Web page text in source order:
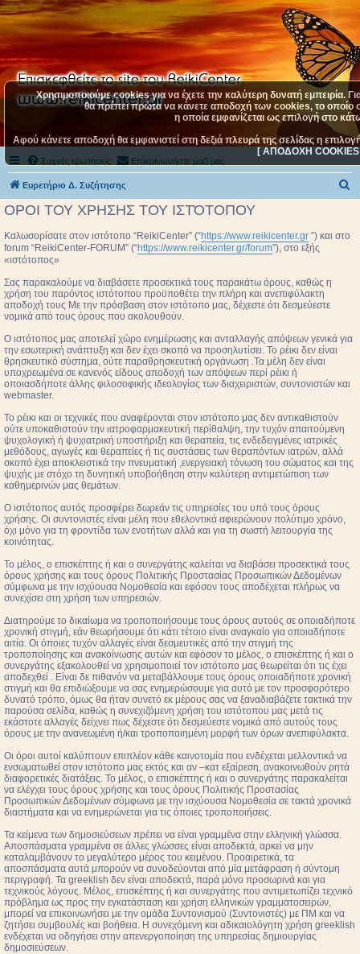
Συχνές ερωτήσεις Επικοινωνήστε μαζί μας
Ευρετήριο Δ. Συζήτησης
η
ΟΡΟΙ ΤΟΥ ΧΡΗΣΗΣ ΤΟΥ ΙΣΤΌΤΟΠΟΥ
Καλωσορίσατε στον ιστότοπο “ReikiCenter” (“https://www.reikicenter.gr ”) και στο
forum “ReikiCenter-FORUM” (“https://www.reikicenter.gr/forum”), στο εξής
«ιστότοπος»
Σας παρακαλούμε να διαβάσετε προσεκτικά τους παρακάτω όρους, καθώς η
χρήση του παρόντος ιστότοπου προϋποθέτει την πλήρη και ανεπιφύλακτη
αποδοχή τους Με την πρόσβαση στον ιστότοπο μας, δέχεστε ότι δεσμεύεστε
νομικά από τους όρους που ακολουθούν.
Ο ιστότοπος μας αποτελεί χώρο ενημέρωσης και ανταλλαγής απόψεων γενικά για
την εσωτερική ανάπτυξη και δεν έχει σκοπό να προσηλυτίσει. To ρέικι δεν είναι
θρησκευτικό σύστημα, ούτε παραθρησκευτική οργάνωση .Τα μέλη δεν είναι
υποχρεωμένα σε κανενός είδους αποδοχή των απόψεων περί ρέικι ή
οποιασδήποτε άλλης φιλοσοφικής ιδεολογίας των διαχειριστών, συντονιστών και
webmaster.
Το ρέικι και οι τεχνικές που αναφέρονται στον ιστότοπο μας δεν αντικαθιστούν
ούτε υποκαθιστούν την ιατροφαρμακευτική περίθαλψη, την τυχόν απαιτούμενη
ψυχολογική ή ψυχιατρική υποστήριξη και θεραπεία, τις ενδεδειγμένες ιατρικές
μεθόδους, αγωγές και θεραπείες ή τις συστάσεις των θεραπόντων ιατρών, αλλά
σκοπό έχει αποκλειστικά την πνευματική ,ενεργειακή τόνωση του σώματος και της
ψυχής με στόχο τη δυνητική υποβοήθηση στην καλύτερη αντιμετώπιση των
καθημερινών μας θεμάτων.
Ο ιστότοπος αυτός προσφέρει δωρεάν τις υπηρεσίες του υπό τους όρους
χρήσης. Οι συντονιστές είναι μέλη που εθελοντικά αφιερώνουν πολύτιμο χρόνο,
όχι μόνο για τη φροντίδα των ενοτήτων αλλά και για τη σωστή λειτουργία της
κοινότητας.
Το μέλος, ο επισκέπτης ή και ο συνεργάτης καλείται να διαβάσει προσεκτικά τους
όρους χρήσης και τους όρους Πολιτικής Προστασίας Προσωπικών Δεδομένων
σύμφωνα με την ισχύουσα Νομοθεσία και εφόσον τους αποδέχεται πλήρως να
συνεχίσει στη χρήση των υπηρεσιών.
Διατηρούμε το δικαίωμα να τροποποιήσουμε τους όρους αυτούς σε οποιαδήποτε
χρονική στιγμή, εάν θεωρήσουμε ότι κάτι τέτοιο είναι αναγκαίο για οποιαδήποτε
αιτία. Οι όποιες τυχόν αλλαγές είναι δεσμευτικές από την στιγμή της
τροποποίησης και ανακοίνωσης αυτών και εφόσον το μέλος, ο επισκέπτης ή και ο
συνεργάτης εξακολουθεί να χρησιμοποιεί τον ιστότοπο μας θεωρείται ότι τις έχει
αποδεχθεί . Είναι δε πιθανόν να μεταβάλλουμε τους όρους οποιαδήποτε χρονική
στιγμή και θα επιδιώξουμε να σας ενημερώσουμε για αυτό με τον προσφορότερο
δυνατό τρόπο, όμως θα ήταν συνετό εκ μέρους σας να ξαναδιαβάζετε τακτικά την
παρούσα σελίδα, καθώς η συνεχιζόμενη χρήση του ιστότοπου μας μετά τις
εκάστοτε αλλαγές δείχνει πως δέχεστε ότι δεσμεύεστε νομικά από αυτούς τους
όρους με την ανανεωμένη ή/και τροποποιημένη μορφή των όρων ανεπιφύλακτα.
Οι όροι αυτοί καλύπτουν επιπλέον κάθε καινοτομία που ενδέχεται μελλοντικά να
ενσωματωθεί στον ιστότοπο μας εκτός και αν –κατ εξαίρεση, ανακοινωθούν ρητά
διαφορετικές διατάξεις. Το μέλος, ο επισκέπτης ή και ο συνεργάτης παρακαλείται
να ελέγχει τους όρους χρήσης και τους όρους Πολιτικής Προστασίας
Προσωπικών Δεδομένων σύμφωνα με την ισχύουσα Νομοθεσία σε τακτά χρονικά
διαστήματα και να ενημερώνεται για τις όποιες τροποποιήσεις.
Τα κείμενα των δημοσιεύσεων πρέπει να είναι γραμμένα στην ελληνική γλώσσα.
Αποσπάσματα γραμμένα σε άλλες γλώσσες είναι αποδεκτά, αρκεί να μην
καταλαμβάνουν το μεγαλύτερο μέρος του κειμένου. Προαιρετικά, τα
αποσπάσματα αυτά μπορούν να συνοδεύονται από μία μετάφραση ή σύντομη
περιγραφή. Τα greeklish δεν είναι αποδεκτά, παρά μόνο προσωρινά και για
τεχνικούς λόγους. Μέλος, επισκέπτης ή και συνεργάτης που αντιμετωπίζει τεχνικό
πρόβλημα ως προς την εγκατάσταση και χρήση ελληνικών γραμματοσειρών,
μπορεί να επικοινωνήσει με την ομάδα Συντονισμού (Συντονιστές) με ΠΜ και να
ζητήσει συμβουλές και βοήθεια. Η συνεχόμενη και αδικαιολόγητη χρήση greeklish
ενδέχεται να οδηγήσει στην απενεργοποίηση της υπηρεσίας δημιουργίας
δημοσιεύσεων.
Χρησιμοποιούμε cookies για να έχετε την καλύτερη δυνατή εμπειρία.
θα πρέπει πρώτα να κάνετε αποδοχή των cookies, το οποίο
η οποία εμφανίζεται ως επιλογή στο
Αφού κάνετε αποδοχή θα εμφανιστεί στη δεξιά πλευρά της σελίδας η
[ ΑΠΟΔΟΧΗ